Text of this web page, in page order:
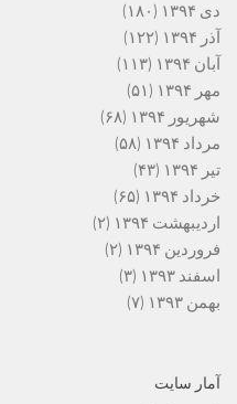
دی ۱۳۹۴
(۱۸۰)
آذر ۱۳۹۴
(۱۲۲)
آبان ۱۳۹۴
(۱۱۳)
مهر ۱۳۹۴
(۵۱)
شهریور ۱۳۹۴
(۶۸)
مرداد ۱۳۹۴
(۵۸)
تیر ۱۳۹۴
(۴۳)
خرداد ۱۳۹۴
(۶۵)
اردیبهشت ۱۳۹۴
(۲)
فروردین ۱۳۹۴
(۲)
اسفند ۱۳۹۳
(۳)
بهمن ۱۳۹۳
(۷)
آمار سایت